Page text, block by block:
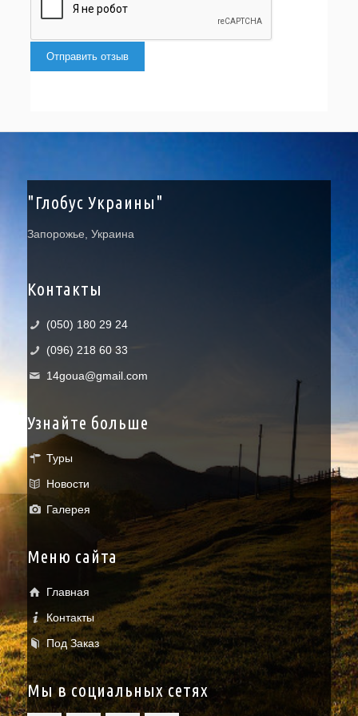
Отправить отзыв
"Глобус Украины"
Запорожье, Украина
Контакты
(050) 180 29 24
(096) 218 60 33
14goua@gmail.com
Узнайте больше
Туры
Новости
Галерея
Меню сайта
Главная
Контакты
Под Заказ
Мы в социальных сетях